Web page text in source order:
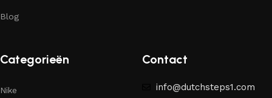
Blog
Categorieën
Nike
Contact
info@dutchsteps1.com